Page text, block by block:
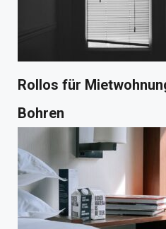
Rollos für
Bohren